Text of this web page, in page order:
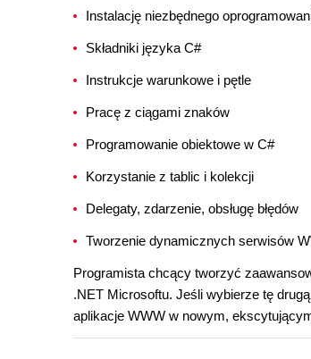
Instalację niezbędnego
Składniki języka C#
Instrukcje warunkowe i pętle
Pracę z ciągami znaków
Programowanie obiektowe w C#
Korzystanie z tablic i kolekcji
Delegaty, zdarzenie, obsługę błędów
Tworzenie dynamicznych serwisów
Programista chcący tworzyć
.NET Microsoftu. Jeśli wybierze tę
aplikacje WWW w nowym,